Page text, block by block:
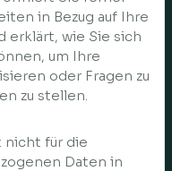
in Bezug auf Ihre
erklärt, wie Sie sich
um Ihre
oder Fragen zu
zu stellen.
nicht für die
Daten in